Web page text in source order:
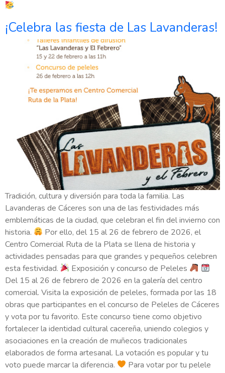
¡Celebra las fiesta de Las Lavanderas!
Tradición, cultura y diversión para toda la familia. Las
Lavanderas de Cáceres son una de las festividades más
emblemáticas de la ciudad, que celebran el fin del invierno con
historia.
Por ello, del 15 al 26 de febrero de 2026, el
Centro Comercial Ruta de la Plata se llena de historia y
actividades pensadas para que grandes y pequeños celebren
esta festividad.
Exposición y concurso de Peleles
Del 15 al 26 de febrero de 2026 en la galería del centro
comercial. Visita la exposición de peleles, formada por las 18
obras que participantes en el concurso de Peleles de Cáceres
y vota por tu favorito. Este concurso tiene como objetivo
fortalecer la identidad cultural cacereña, uniendo colegios y
asociaciones en la creación de muñecos tradicionales
elaborados de forma artesanal. La votación es popular y tu
voto puede marcar la diferencia.
Para votar por tu pelele